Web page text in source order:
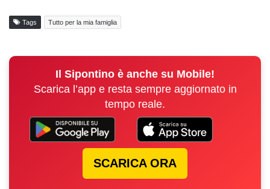
Tags Tutto per la mia famiglia
Il Sipontino è anche su Mobile!
Scarica l’app e resta sempre aggiornato in
tempo reale.
SCARICA ORA